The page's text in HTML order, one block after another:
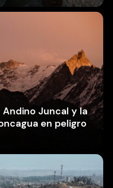
Andino Juncal y la
en peligro